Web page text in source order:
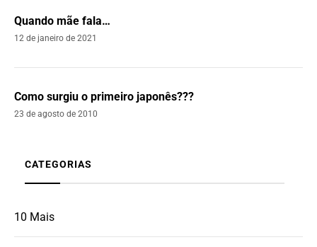
Quando mãe fala…
12 de janeiro de 2021
Como surgiu o primeiro japonês???
23 de agosto de 2010
CATEGORIAS
10 Mais